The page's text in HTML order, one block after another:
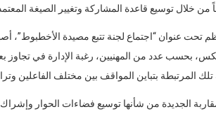
من خلال توسيع قاعدة المشاركة وتغيير الصيغة
تحت عنوان “اجتماع لجنة تتبع مصيدة
بحسب عدد من المهنيين، رغبة الإدارة في تجاوز
المرتبطة بتباين المواقف بين مختلف الفاعلين
الجديدة من شأنها توسيع فضاءات الحوار وإشراك